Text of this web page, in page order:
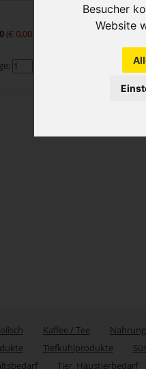
Besucher
Website
(€ 0,00
Kaffee / Tee
Tiefkühlprodukte
Tier, Haustierbedarf